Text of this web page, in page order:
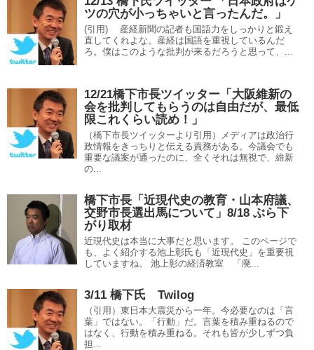
ツの穴が小っちゃいと言ったんだ。」
(引用) 産経新聞の記者も国語力をしっかりと鍛え
直してくれよな。産経は国語を重視しているんだ
ろ。僕はこのような批判が来るだろうと思って、...
12/21橋下市長ツイッター「大阪維新の
会を批判してもらうのは自由だが、最低
限これくらい読め！」
（橋下市長ツイッターより引用）メディアは政治行
政情報をきっちりと伝える責務がある。今議会でも
重要な議案が通ったのに、全くそれは無視で、維新
の...
橋下市長「近現代史の教育・山本府議、
交野市長選出馬について」8/18 ぶら下
がり取材
近現代史は本当に大事だと思います。 このページで
も、よく紹介する池上彰氏も「近現代史」を重要視
していますね。 池上彰の経済教室 「廃...
3/11 橋下氏 Twilog
（引用）東日本大震災から一年。今必要なのは「言
葉」ではない。「行動」だ。言葉を積み重ねるので
はなく、行動を積み重ねる。それも皆が少しずつ負
担...